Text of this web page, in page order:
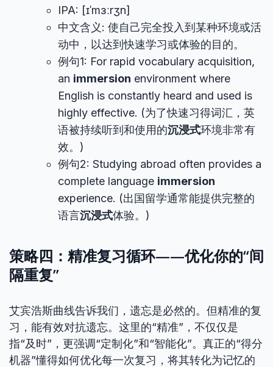
IPA: [ɪˈmɜːrʒn]
中文含义: 使自己完全投入到某种环境或活
动中，以达到快速学习或体验的目的。
例句1: For rapid vocabulary acquisition,
an immersion environment where
English is constantly heard and used is
highly effective. (为了快速习得词汇，英
语被持续听到和使用的沉浸式环境非常有
效。)
例句2: Studying abroad often provides a
complete language immersion
experience. (出国留学通常能提供完整的
语言沉浸式体验。)
策略四：精准复习循环——优化你的“间
隔重复”
艾宾浩斯曲线告诉我们，遗忘是必然的。但精准的复
习，能有效对抗遗忘。这里的“精准”，不仅仅是
指“及时”，更强调“定制化”和“智能化”。真正的“得分
机器”懂得如何优化每一次复习，将其转化为记忆的